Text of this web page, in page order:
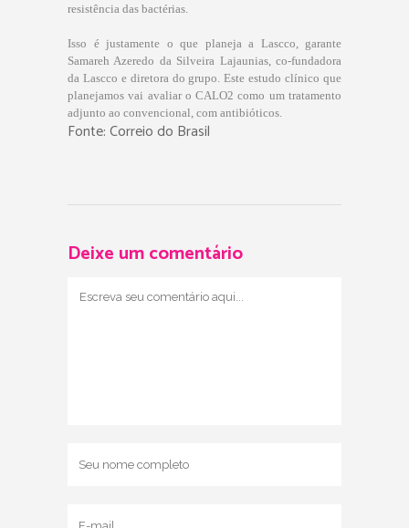
resistência das bactérias.
Isso é justamente o que planeja a Lascco, garante
Samareh Azeredo da Silveira Lajaunias, co-fundadora
da Lascco e diretora do grupo. Este estudo clínico que
planejamos vai avaliar o CALO2 como um tratamento
adjunto ao convencional, com antibióticos.
Fonte: Correio do Brasil
Deixe um comentário